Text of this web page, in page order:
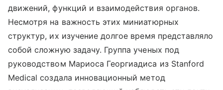
движений, функций и взаимодействия органов.
Несмотря на важность этих миниатюрных
структур, их изучение долгое время представляло
собой сложную задачу. Группа ученых под
руководством Мариоса Георгиадиса из Stanford
Medical создала инновационный метод